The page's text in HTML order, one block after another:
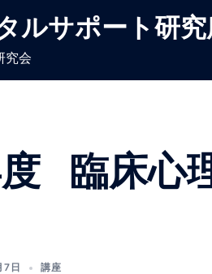
ルサポート研
究会
臨床心
日 講座